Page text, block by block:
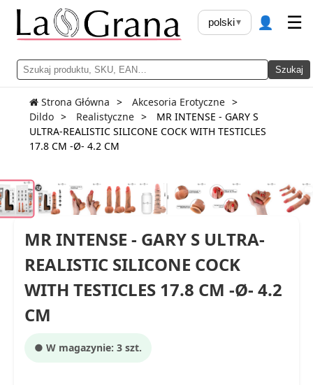
Szukaj
polski▾ 👤 ☰
Strona Główna
Akcesoria Erotyczne
Dildo
Realistyczne
MR INTENSE - GARY S
ULTRA-REALISTIC SILICONE COCK WITH TESTICLES
17.8 CM -Ø- 4.2 CM
MR INTENSE - GARY S ULTRA-
REALISTIC SILICONE COCK
WITH TESTICLES 17.8 CM -Ø- 4.2
CM
● W magazynie: 3 szt.